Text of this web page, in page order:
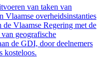
van taken van
Vlaamse overheidsinstanties
Vlaamse Regering met de
geografische
de GDI, door deelnemers
kosteloos.